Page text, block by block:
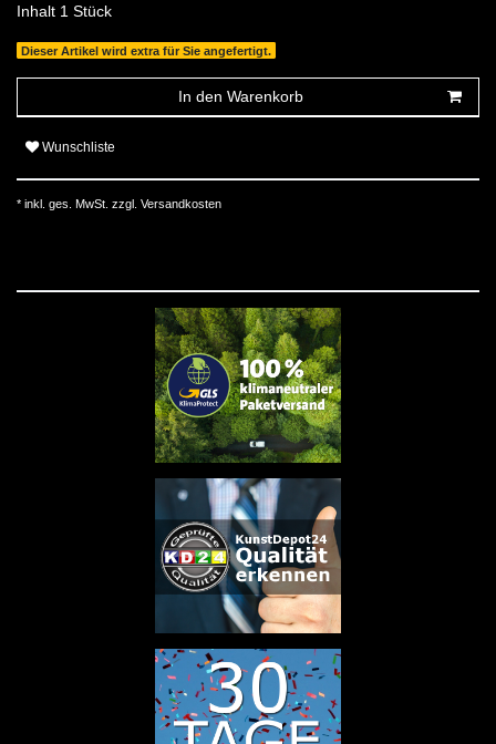
Inhalt 1 Stück
Dieser Artikel wird extra für Sie angefertigt.
In den Warenkorb
Wunschliste
* inkl. ges. MwSt. zzgl. Versandkosten